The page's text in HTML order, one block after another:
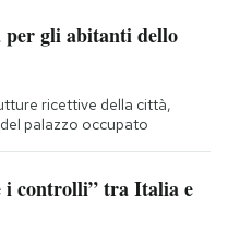
per gli abitanti dello
ricettive della città,
palazzo occupato
i controlli” tra Italia e